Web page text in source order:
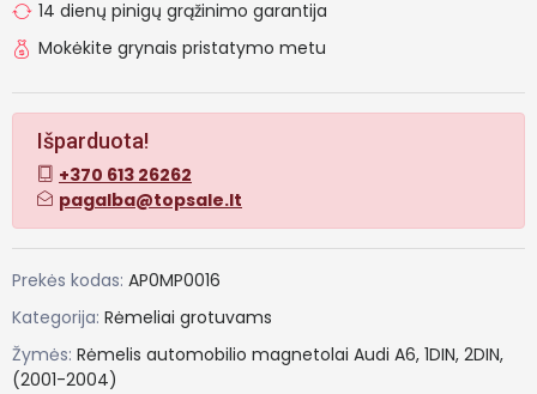
14 dienų pinigų grąžinimo garantija
Mokėkite grynais pristatymo metu
Išparduota!
+370 613 26262
pagalba@topsale.lt
Prekės kodas: AP0MP0016
Kategorija: Rėmeliai grotuvams
Žymės: Rėmelis automobilio magnetolai Audi A6, 1DIN, 2DIN,
(2001-2004)